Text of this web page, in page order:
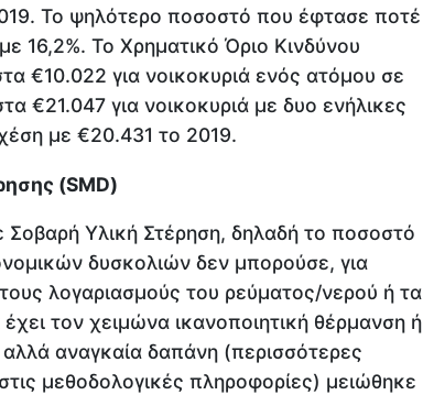
Το ψηλότερο ποσοστό που έφτασε ποτέ
16,2%. Το Χρηματικό Όριο Κινδύνου
€10.022 για νοικοκυριά ενός ατόμου σε
€21.047 για νοικοκυριά με δυο ενήλικες
με €20.431 το 2019.
(SMD)
Υλική Στέρηση, δηλαδή το ποσοστό
δυσκολιών δεν μπορούσε, για
λογαριασμούς του ρεύματος/νερού ή τα
τον χειμώνα ικανοποιητική θέρμανση ή
αναγκαία δαπάνη (περισσότερες
μεθοδολογικές πληροφορίες) μειώθηκε